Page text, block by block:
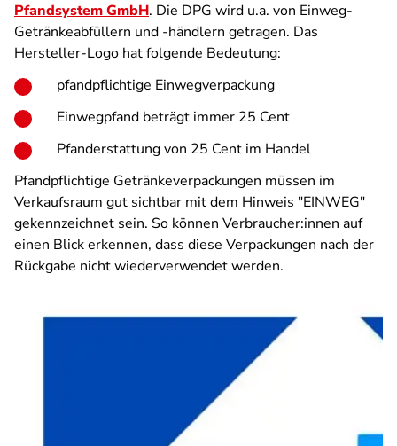
Pfandsystem GmbH. Die DPG wird u.a. von Einweg-
Getränkeabfüllern und -händlern getragen. Das
Hersteller-Logo hat folgende Bedeutung:
pfandpflichtige Einwegverpackung
Einwegpfand beträgt immer 25 Cent
Pfanderstattung von 25 Cent im Handel
Pfandpflichtige Getränkeverpackungen müssen im
Verkaufsraum gut sichtbar mit dem Hinweis "EINWEG"
gekennzeichnet sein. So können Verbraucher:innen auf
einen Blick erkennen, dass diese Verpackungen nach der
Rückgabe nicht wiederverwendet werden.